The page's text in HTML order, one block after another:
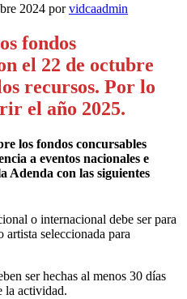
2024 porvidcaadmin
fondos
el 22 de octubre
recursos. Por lo
el año 2025.
los fondos concursables
a eventos nacionales e
Adenda con las siguientes
o internacional debe ser para
seleccionada para
ser hechas al menos 30 días
la actividad.